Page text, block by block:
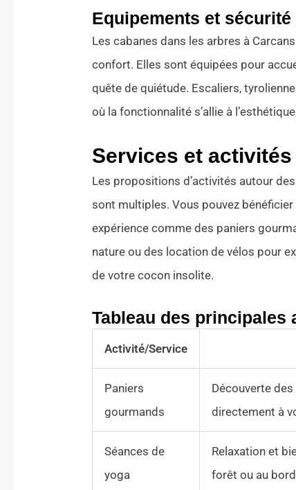
Equipements et
Les cabanes dans les arbres à
confort. Elles sont équipées pour
quête de quiétude. Escaliers,
où la fonctionnalité s’allie à
Services et
Les propositions d’activités autour
sont multiples. Vous pouvez
expérience comme des paniers
nature ou des location de vélos pour
de votre cocon insolite.
Tableau des principales
Activité/Service
Paniers
gourmands
Découverte
directement à
Séances de
yoga
Relaxation et
forêt ou au